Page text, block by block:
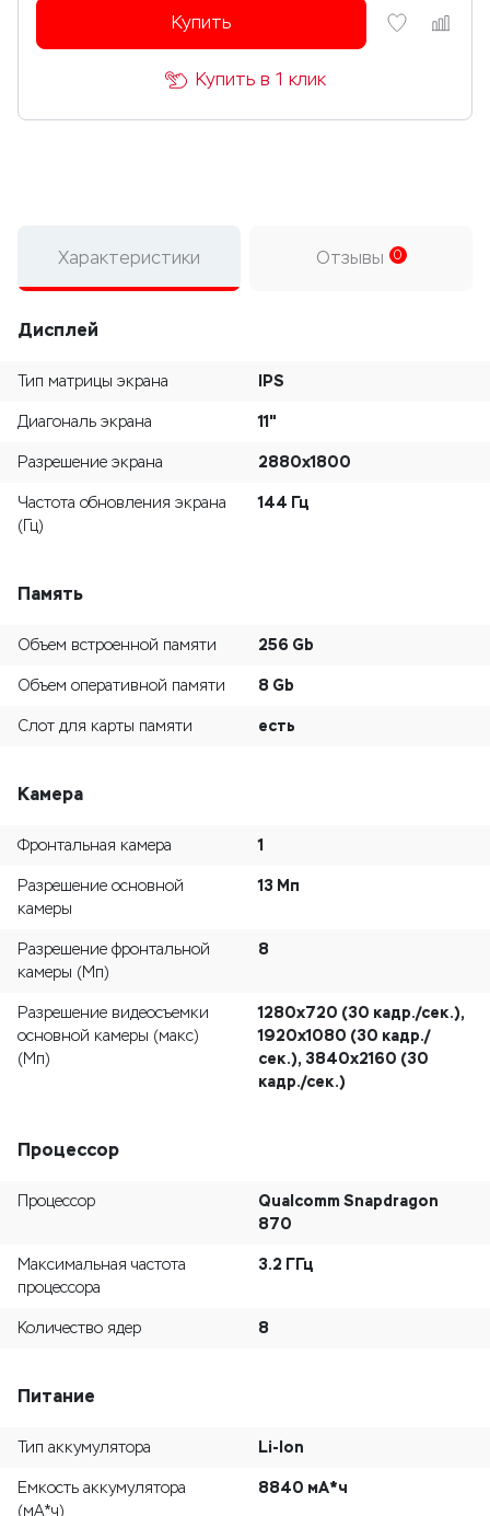
Купить
Купить в 1 клик
Характеристики Отзывы 0
Дисплей
Тип матрицы экрана IPS
Диагональ экрана 11"
Разрешение экрана 2880x1800
Частота обновления экрана
(Гц)
144 Гц
Память
Объем встроенной памяти 256 Gb
Объем оперативной памяти 8 Gb
Слот для карты памяти есть
Камера
Фронтальная камера 1
Разрешение основной
камеры
13 Мп
Разрешение фронтальной
камеры (Мп)
8
Разрешение видеосъемки
основной камеры (макс)
(Мп)
1280x720 (30 кадр./сек.),
1920x1080 (30 кадр./
сек.), 3840x2160 (30
кадр./сек.)
Процессор
Процессор
Qualcomm Snapdragon
870
Максимальная частота
процессора
3.2 ГГц
Количество ядер 8
Питание
Тип аккумулятора Li-Ion
Емкость аккумулятора
(мА*ч)
8840 мА*ч